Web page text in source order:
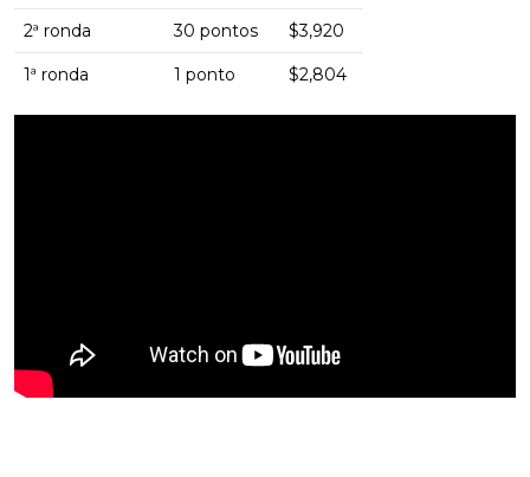
2ª ronda 30 pontos $3,920
1ª ronda 1 ponto $2,804